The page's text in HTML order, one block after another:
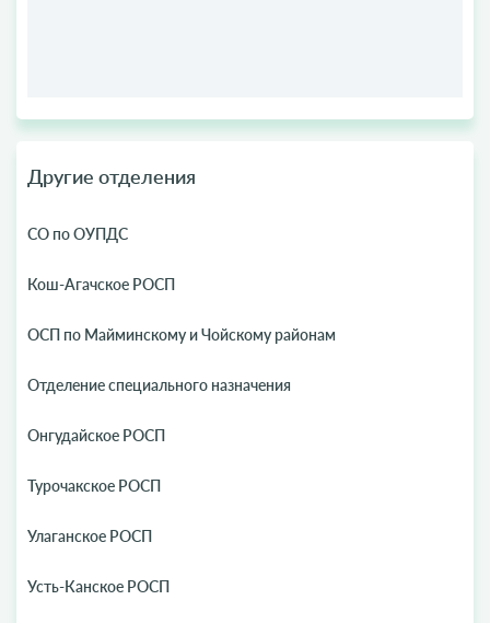
Другие отделения
СО по ОУПДС
Кош-Агачское РОСП
ОСП по Майминскому и Чойскому районам
Отделение специального назначения
Онгудайское РОСП
Турочакское РОСП
Улаганское РОСП
Усть-Канское РОСП